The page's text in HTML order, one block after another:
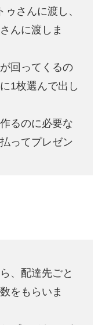
さんに渡し、
んに渡しま
回ってくるの
1枚選んで出し
るのに必要な
ってプレゼン
、配達先ごと
をもらいま